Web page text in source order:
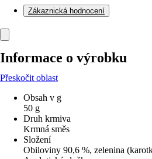
Zákaznická hodnocení
Informace o výrobku
Přeskočit oblast
Obsah v g
50 g
Druh krmiva
Krmná směs
Složení
Obiloviny 90,6 %, zelenina